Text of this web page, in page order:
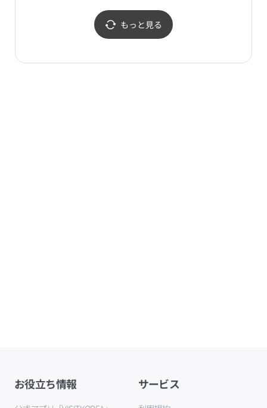
店ミア（弥阿）店(루이
까또즈 핸드백 롯데백화
（弥阿）店(케네스레이
디 롯데백화점 미아점)
もっと見る
お役立ち情報 サービス